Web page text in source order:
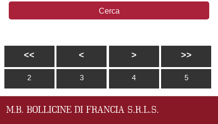
<< < > >>
2 3 4 5
M.B. BOLLICINE DI FRANCIA S.R.L.S.